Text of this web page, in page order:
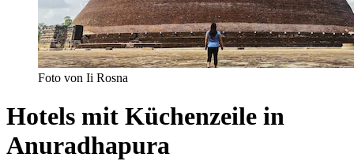
Foto von Ii Rosna
Hotels mit Küchenzeile in
Anuradhapura